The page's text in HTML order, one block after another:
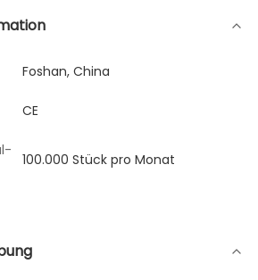
Foshan, China
CE
100.000 Stück pro Monat